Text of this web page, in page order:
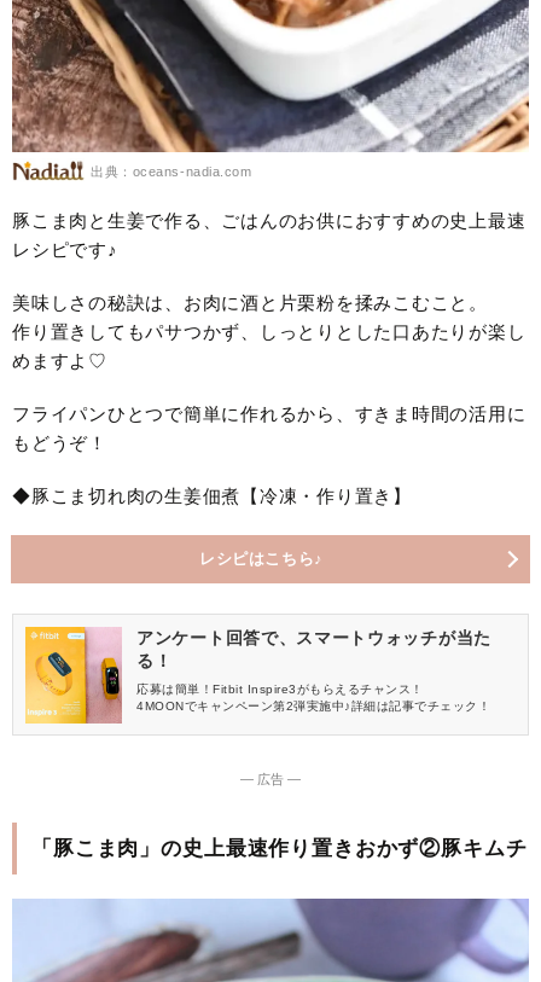
出典：oceans-nadia.com
豚こま肉と生姜で作る、ごはんのお供におすすめの史上最速
レシピです♪
美味しさの秘訣は、お肉に酒と片栗粉を揉みこむこと。
作り置きしてもパサつかず、しっとりとした口あたりが楽し
めますよ♡
フライパンひとつで簡単に作れるから、すきま時間の活用に
もどうぞ！
◆豚こま切れ肉の生姜佃煮【冷凍・作り置き】
レシピはこちら♪
アンケート回答で、スマートウォッチが当た
る！
応募は簡単！Fitbit Inspire3がもらえるチャンス！
4MOONでキャンペーン第2弾実施中♪詳細は記事でチェック！
― 広告 ―
「豚こま肉」の史上最速作り置きおかず②豚キムチ